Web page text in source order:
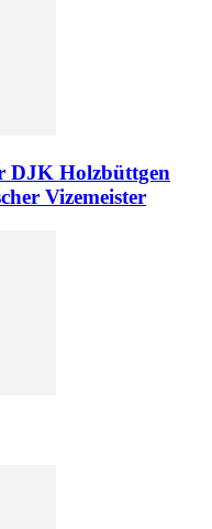
DJK Holzbüttgen
Vizemeister